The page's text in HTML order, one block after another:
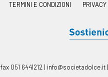
TERMINI E CONDIZIONI
fax 051 6441212 | info@societadolce.it |